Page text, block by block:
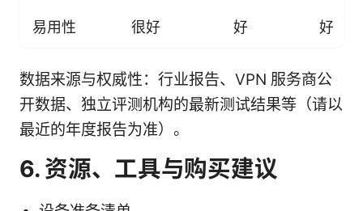
易用性 很好 好 好
数据来源与权威性：行业报告、VPN 服务商公
开数据、独立评测机构的最新测试结果等（请以
最近的年度报告为准）。
6. 资源、工具与购买建议